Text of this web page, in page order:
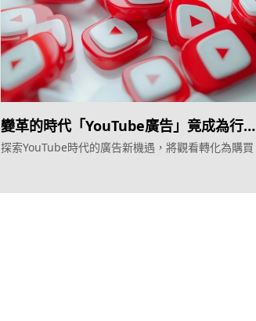
變革的時代「YouTube廣告」竟成為行銷
利器！
探索YouTube時代的廣告新機遇，將觀看轉化為購買